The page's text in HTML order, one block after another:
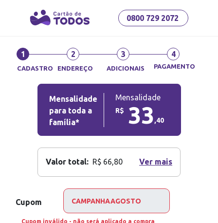
0800 729 2072
1
CADASTRO
2
ENDEREÇO
3
ADICIONAIS
4
PAGAMENTO
Mensalidade
para toda a
família*
Mensalidade
R$ 33,40
Valor total: R$ 66,80 Ver mais
Cupom
Cupom inválido - não será aplicado a compra